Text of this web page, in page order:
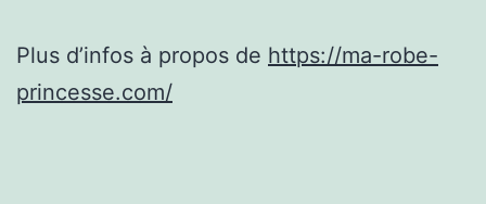
Plus d’infos à propos de https://ma-robe-
princesse.com/